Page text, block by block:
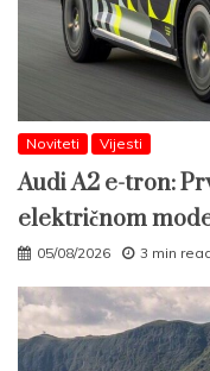
Noviteti Vijesti
Audi A2 e-tron:
električnom
05/08/2026 3 min